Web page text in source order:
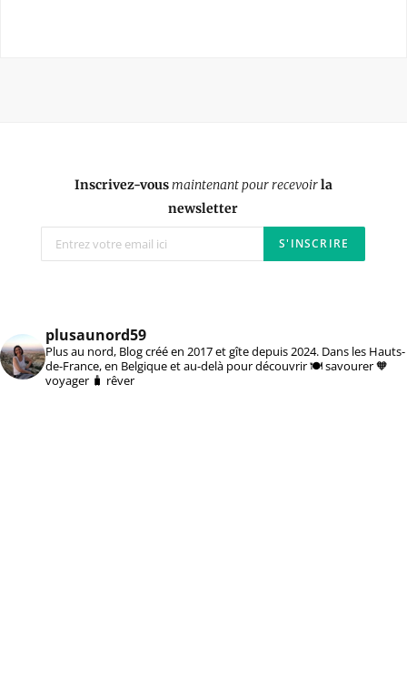
Inscrivez-vousmaintenant pour recevoirla
newsletter
plusaunord59
Plus au nord, Blog créé en 2017 et gîte depuis 2024. Dans les Hauts-
de-France, en Belgique et au-delà pour découvrir 🍽️ savourer 🧡
voyager 🧳 rêver